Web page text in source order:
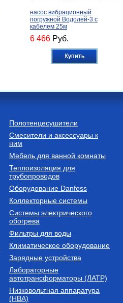
насос вибрационный
погружной Водолей-3 с
кабелем 25м
6 466 Руб.
Купить
Трубы из сшитого полиэтилена
Труба напорная из сшитого
полиэтилена с барьерным
слоем EVOH, тип PE-Xa
16(2.2) бухта 100 м,
VA1622.3.C.100
7 300Руб.
Дымоходы для котлов DN 80
(традиционные)
Элемент дымохода DN80
Полотенцесушители
Смесители и аксессуары к
ним
Мебель для ванной комнаты
Теплоизоляция для
трубопроводов
Оборудование Danfoss
Коллекторные системы
Системы электрического
обогрева
Фильтры для воды
Климатическое оборудование
Зарядные устройства
Лабораторные
автотрансформаторы (ЛАТР)
Низковольтная аппаратура
(НВА)